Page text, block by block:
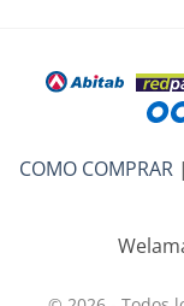
COMO COMPRAR|